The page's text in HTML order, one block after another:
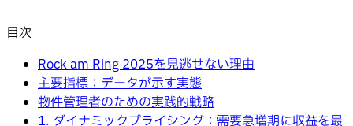
目次
Rock am Ring 2025を見逃せない理由
主要指標：データが示す実態
物件管理者のための実践的戦略
1. ダイナミックプライシング：需要急増期に収益を最